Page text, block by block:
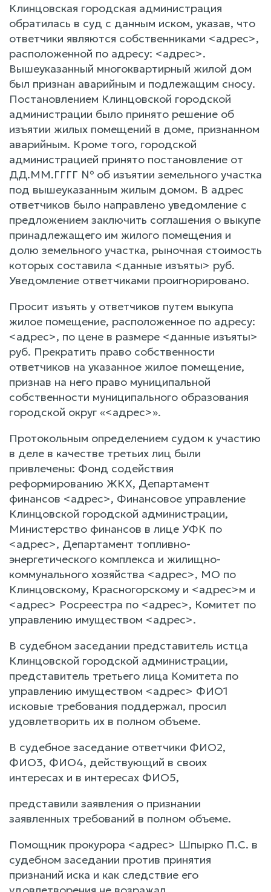
Клинцовская городская администрация
обратилась в суд с данным иском, указав, что
ответчики являются собственниками <адрес>,
расположенной по адресу: <адрес>.
Вышеуказанный многоквартирный жилой дом
был признан аварийным и подлежащим сносу.
Постановлением Клинцовской городской
администрации было принято решение об
изъятии жилых помещений в доме, признанном
аварийным. Кроме того, городской
администрацией принято постановление от
ДД.ММ.ГГГГ № об изъятии земельного участка
под вышеуказанным жилым домом. В адрес
ответчиков было направлено уведомление с
предложением заключить соглашения о выкупе
принадлежащего им жилого помещения и
долю земельного участка, рыночная стоимость
которых составила <данные изъяты> руб.
Уведомление ответчиками проигнорировано.
Просит изъять у ответчиков путем выкупа
жилое помещение, расположенное по адресу:
<адрес>, по цене в размере <данные изъяты>
руб. Прекратить право собственности
ответчиков на указанное жилое помещение,
признав на него право муниципальной
собственности муниципального образования
городской округ «<адрес>».
Протокольным определением судом к участию
в деле в качестве третьих лиц были
привлечены: Фонд содействия
реформированию ЖКХ, Департамент
финансов <адрес>, Финансовое управление
Клинцовской городской администрации,
Министерство финансов в лице УФК по
<адрес>, Департамент топливно-
энергетического комплекса и жилищно-
коммунального хозяйства <адрес>, МО по
Клинцовскому, Красногорскому и <адрес>м и
<адрес> Росреестра по <адрес>, Комитет по
управлению имуществом <адрес>.
В судебном заседании представитель истца
Клинцовской городской администрации,
представитель третьего лица Комитета по
управлению имуществом <адрес> ФИО1
исковые требования поддержал, просил
удовлетворить их в полном объеме.
В судебное заседание ответчики ФИО2,
ФИО3, ФИО4, действующий в своих
интересах и в интересах ФИО5,
представили заявления о признании
заявленных требований в полном объеме.
Помощник прокурора <адрес> Шпырко П.С. в
судебном заседании против принятия
признаний иска и как следствие его